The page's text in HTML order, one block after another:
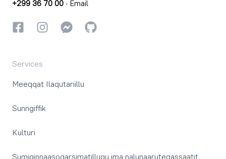
+299 36 70 00 · Email
FacebookkiInstagrammiInstagrammi
GitHub
Services
Meeqqat Ilaqutariillu
Sunngiffik
Kulturi
Sumiginnaasoqarsimatillugu ima nalunaaruteqassaatit